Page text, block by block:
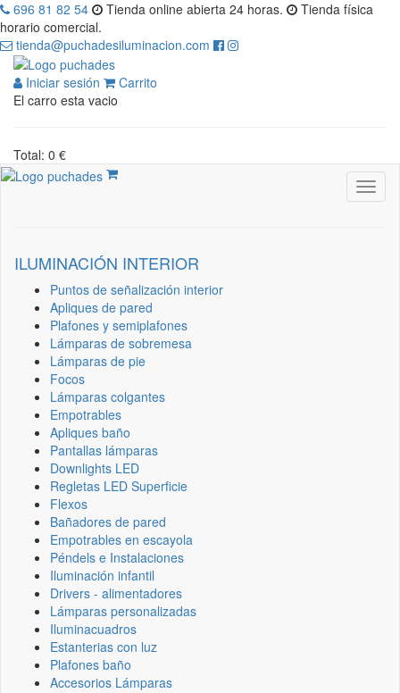
696 81 82 54 Tienda online abierta 24 horas.
Tienda física
horario comercial.
tienda@puchadesiluminacion.com
Iniciar sesión
Carrito
El carro esta vacio
Total: 0 €
ILUMINACIÓN INTERIOR
Puntos de señalización interior
Apliques de pared
Plafones y semiplafones
Lámparas de sobremesa
Lámparas de pie
Focos
Lámparas colgantes
Empotrables
Apliques baño
Pantallas lámparas
Downlights LED
Regletas LED Superficie
Flexos
Bañadores de pared
Empotrables en escayola
Péndels e Instalaciones
Iluminación infantil
Drivers - alimentadores
Lámparas personalizadas
Iluminacuadros
Estanterias con luz
Plafones baño
Accesorios Lámparas